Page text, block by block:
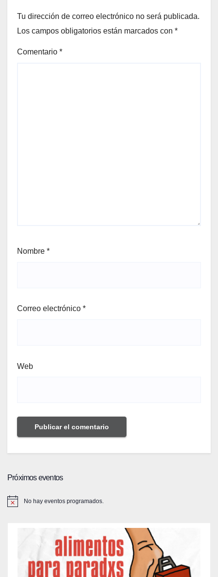
Tu dirección de correo electrónico no será publicada.
Los campos obligatorios están marcados con *
Comentario *
Nombre *
Correo electrónico *
Web
Próximos eventos
No hay eventos programados.